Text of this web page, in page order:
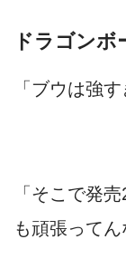
ドラゴン
「ブウは強
「そこで発
も頑張ってん